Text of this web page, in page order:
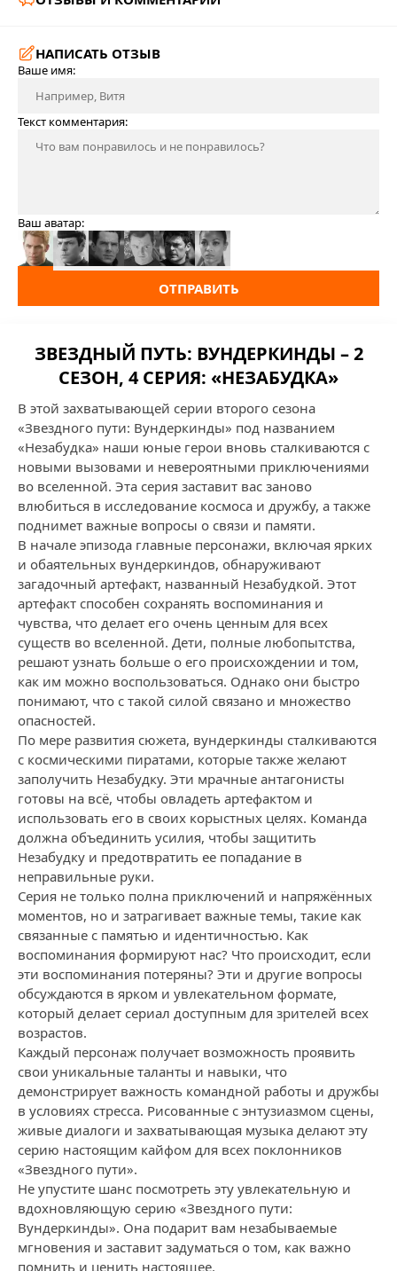
НАПИСАТЬ ОТЗЫВ
Ваше имя:
Текст комментария:
Ваш аватар:
ОТПРАВИТЬ
ЗВЕЗДНЫЙ ПУТЬ: ВУНДЕРКИНДЫ – 2
СЕЗОН, 4 СЕРИЯ: «НЕЗАБУДКА»
В этой захватывающей серии второго сезона
«Звездного пути: Вундеркинды» под названием
«Незабудка» наши юные герои вновь сталкиваются с
новыми вызовами и невероятными приключениями
во вселенной. Эта серия заставит вас заново
влюбиться в исследование космоса и дружбу, а также
поднимет важные вопросы о связи и памяти.
В начале эпизода главные персонажи, включая ярких
и обаятельных вундеркиндов, обнаруживают
загадочный артефакт, названный Незабудкой. Этот
артефакт способен сохранять воспоминания и
чувства, что делает его очень ценным для всех
существ во вселенной. Дети, полные любопытства,
решают узнать больше о его происхождении и том,
как им можно воспользоваться. Однако они быстро
понимают, что с такой силой связано и множество
опасностей.
По мере развития сюжета, вундеркинды сталкиваются
с космическими пиратами, которые также желают
заполучить Незабудку. Эти мрачные антагонисты
готовы на всё, чтобы овладеть артефактом и
использовать его в своих корыстных целях. Команда
должна объединить усилия, чтобы защитить
Незабудку и предотвратить ее попадание в
неправильные руки.
Серия не только полна приключений и напряжённых
моментов, но и затрагивает важные темы, такие как
связанные с памятью и идентичностью. Как
воспоминания формируют нас? Что происходит, если
эти воспоминания потеряны? Эти и другие вопросы
обсуждаются в ярком и увлекательном формате,
который делает сериал доступным для зрителей всех
возрастов.
Каждый персонаж получает возможность проявить
свои уникальные таланты и навыки, что
демонстрирует важность командной работы и дружбы
в условиях стресса. Рисованные с энтузиазмом сцены,
живые диалоги и захватывающая музыка делают эту
серию настоящим кайфом для всех поклонников
«Звездного пути».
Не упустите шанс посмотреть эту увлекательную и
вдохновляющую серию «Звездного пути:
Вундеркинды». Она подарит вам незабываемые
мгновения и заставит задуматься о том, как важно
помнить и ценить настоящее.